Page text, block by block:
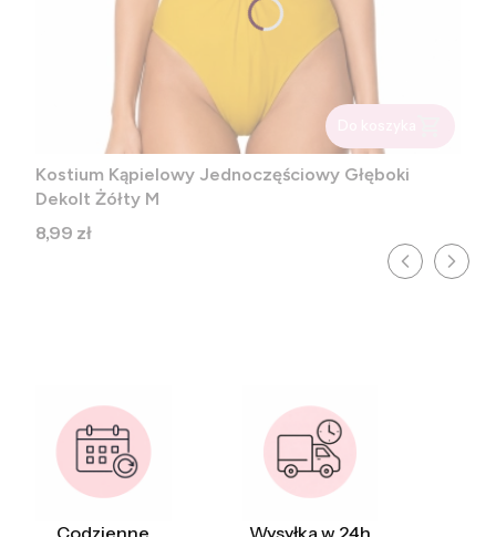
Kostium Kąpielowy Jednoczęściowy Głęboki
Dekolt Żółty M
Cena
8,99 zł
Codzienne
Wysyłka w 24h